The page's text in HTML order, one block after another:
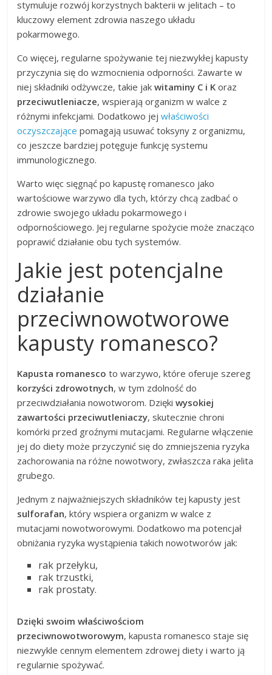
stymuluje rozwój korzystnych bakterii w jelitach – to
kluczowy element zdrowia naszego układu
pokarmowego.
Co więcej, regularne spożywanie tej niezwykłej kapusty
przyczynia się do wzmocnienia odporności. Zawarte w
niej składniki odżywcze, takie jakwitaminy C i K oraz
przeciwutleniacze, wspierają organizm w walce z
różnymi infekcjami. Dodatkowo jejwłaściwości
oczyszczające pomagają usuwać toksyny z organizmu,
co jeszcze bardziej potęguje funkcję systemu
immunologicznego.
Warto więc sięgnąć po kapustę romanesco jako
wartościowe warzywo dla tych, którzy chcą zadbać o
zdrowie swojego układu pokarmowego i
odpornościowego. Jej regularne spożycie może znacząco
poprawić działanie obu tych systemów.
Jakie jest potencjalne
działanie
przeciwnowotworowe
kapusty romanesco?
Kapusta romanesco to warzywo, które oferuje szereg
korzyści zdrowotnych, w tym zdolność do
przeciwdziałania nowotworom. Dziękiwysokiej
zawartości przeciwutleniaczy, skutecznie chroni
komórki przed groźnymi mutacjami. Regularne włączenie
jej do diety może przyczynić się do zmniejszenia ryzyka
zachorowania na różne nowotwory, zwłaszcza raka jelita
grubego.
Jednym z najważniejszych składników tej kapusty jest
sulforafan, który wspiera organizm w walce z
mutacjami nowotworowymi. Dodatkowo ma potencjał
obniżania ryzyka wystąpienia takich nowotworów jak:
rak przełyku,
rak trzustki,
rak prostaty.
Dzięki swoim właściwościom
przeciwnowotworowym, kapusta romanesco staje się
niezwykle cennym elementem zdrowej diety i warto ją
regularnie spożywać.